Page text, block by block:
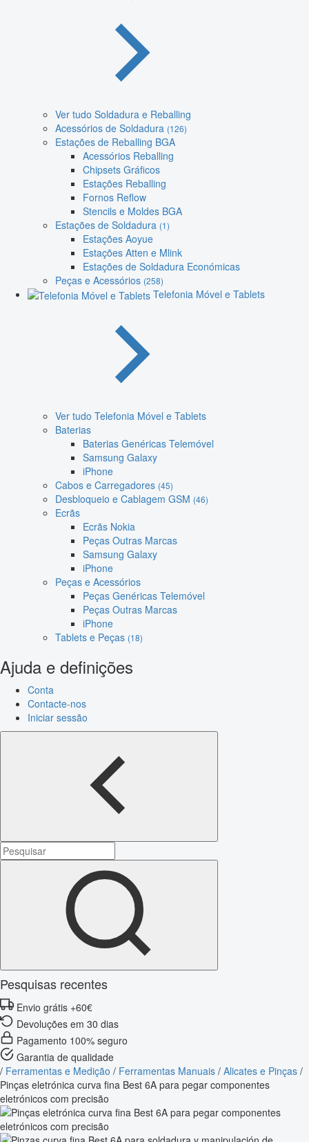
Ver tudo Soldadura e Reballing
Acessórios de Soldadura (126)
Estações de Reballing BGA
Acessórios Reballing
Chipsets Gráficos
Estações Reballing
Fornos Reflow
Stencils e Moldes BGA
Estações de Soldadura (1)
Estações Aoyue
Estações Atten e Mlink
Estações de Soldadura Económicas
Peças e Acessórios (258)
Telefonia Móvel e Tablets
Ver tudo Telefonia Móvel e Tablets
Baterias
Baterias Genéricas Telemóvel
Samsung Galaxy
iPhone
Cabos e Carregadores (45)
Desbloqueio e Cablagem GSM (46)
Ecrãs
Ecrãs Nokia
Peças Outras Marcas
Samsung Galaxy
iPhone
Peças e Acessórios
Peças Genéricas Telemóvel
Peças Outras Marcas
iPhone
Tablets e Peças (18)
Ajuda e definições
Conta
Contacte-nos
Iniciar sessão
Pesquisas recentes
Envio grátis +60€
Devoluções em 30 dias
Pagamento 100% seguro
Garantia de qualidade
/ Ferramentas e Medição / Ferramentas Manuais / Alicates e Pinças /
Pinças eletrónica curva fina Best 6A para pegar componentes
eletrónicos com precisão